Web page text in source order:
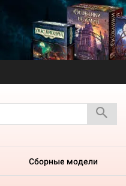
Сборные модели